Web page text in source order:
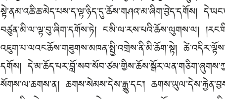
སྟེ་ནམ་འཆི་ཆ་མེད་པས་ད་ལྟ་ཉིད་དུ་ཆོས་གཤའ་མ་ཞིག་བྱེད་དགོས།
བཙུན་མི་ལ་ལྟ་བུ་ཞིག་དགོས་ཏེ། ང་མི་ལ་རས་པའི་ཆོས་ལུགས་ལ།
འཇུག་པ་ལའང་ཆོས་གཟུགས་མཁན་སྤྱི་འགྲེས་ནི་མི་ཆོག་སྟེ།
དགོས།
སོགས་ལ་ཆགས་ན། ཆགས་སེམས་དེས་རྒྱུ་དང་།